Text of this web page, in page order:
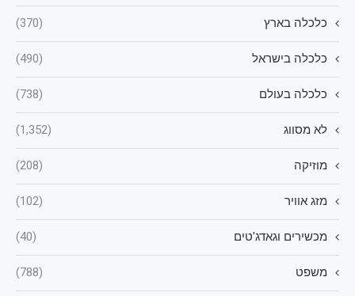
כלכלה בארץ (370)
כלכלה בישראל (490)
כלכלה בעולם (738)
לא מסווג (1,352)
מוזיקה (208)
מזג אוויר (102)
מכשירים וגאדג'טים (40)
משפט (788)